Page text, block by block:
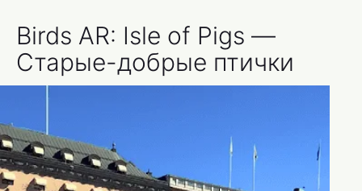
Birds AR: Isle of Pigs —
Старые-добрые птички